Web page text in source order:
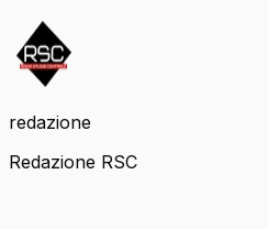
redazione
Redazione RSC